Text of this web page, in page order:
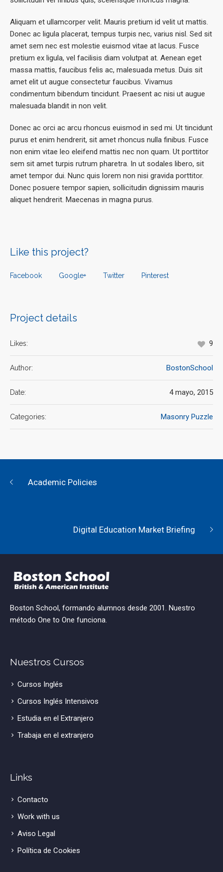
Aliquam et ullamcorper velit. Mauris pretium id velit ut mattis.
Donec ac ligula placerat, tempus turpis nec, varius nisl. Sed sit
amet sem nec est molestie euismod vitae at lacus. Fusce
pretium ex ligula, vel facilisis diam volutpat at. Aenean eget
massa mattis, faucibus felis ac, malesuada metus. Duis sit
amet elit ut augue consectetur faucibus. Vivamus
condimentum bibendum tincidunt. Praesent ac nisi ut augue
malesuada blandit in non velit.
Donec ac orci ac arcu rhoncus euismod in sed mi. Ut tincidunt
purus et enim hendrerit, sit amet rhoncus nulla finibus. Fusce
non enim vitae leo eleifend mattis nec non quam. Ut porttitor
sem sit amet turpis rutrum pharetra. In ut sodales libero, sit
amet tempor dui. Nunc quis lorem non nisi gravida porttitor.
Donec posuere tempor sapien, sollicitudin dignissim mauris
aliquet hendrerit. Maecenas in magna purus.
Like this project?
Facebook Google+ Twitter Pinterest
Project details
Likes: 9
Author: BostonSchool
Date: 4 mayo, 2015
Categories: Masonry Puzzle
Academic Policies
Digital Education Market Briefing
Boston School, formando alumnos desde 2001. Nuestro
método One to One funciona.
Nuestros Cursos
Cursos Inglés
Cursos Inglés Intensivos
Estudia en el Extranjero
Trabaja en el extranjero
Links
Contacto
Work with us
Aviso Legal
Política de Cookies